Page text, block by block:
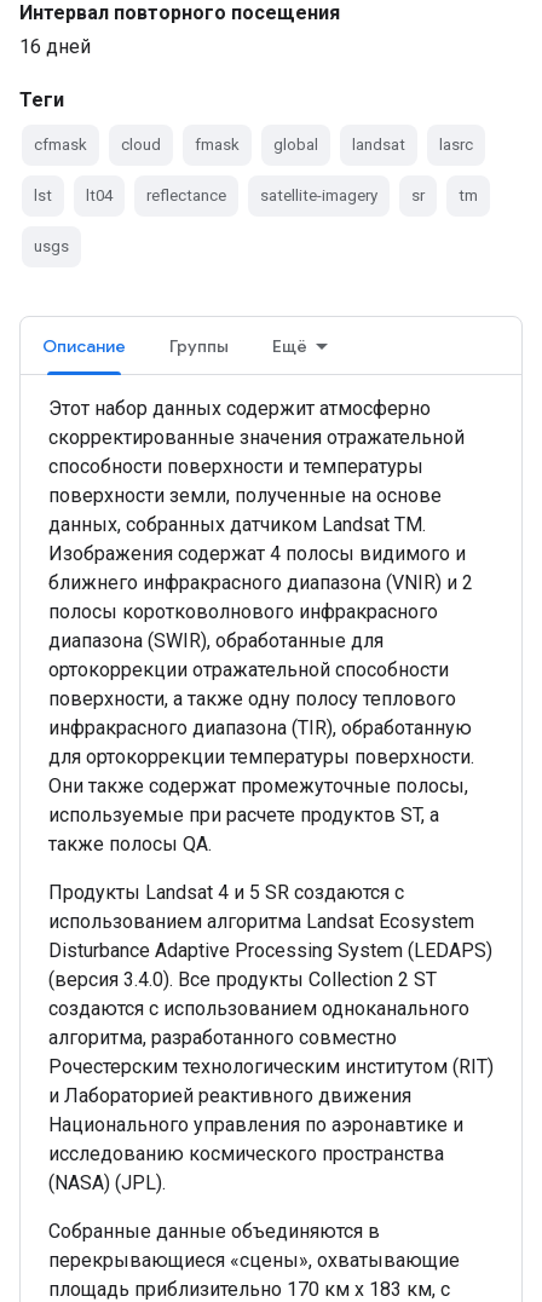
Интервал повторного посещения
16 дней
Теги
cfmask cloud fmask global landsat lasrc
lst lt04 reflectance satellite-imagery sr tm
usgs
Описание Группы Ещё
Этот набор данных содержит атмосферно
скорректированные значения отражательной
способности поверхности и температуры
поверхности земли, полученные на основе
данных, собранных датчиком Landsat TM.
Изображения содержат 4 полосы видимого и
ближнего инфракрасного диапазона (VNIR) и 2
полосы коротковолнового инфракрасного
диапазона (SWIR), обработанные для
ортокоррекции отражательной способности
поверхности, а также одну полосу теплового
инфракрасного диапазона (TIR), обработанную
для ортокоррекции температуры поверхности.
Они также содержат промежуточные полосы,
используемые при расчете продуктов ST, а
также полосы QA.
Продукты Landsat 4 и 5 SR создаются с
использованием алгоритма Landsat Ecosystem
Disturbance Adaptive Processing System (LEDAPS)
(версия 3.4.0). Все продукты Collection 2 ST
создаются с использованием одноканального
алгоритма, разработанного совместно
Рочестерским технологическим институтом (RIT)
и Лабораторией реактивного движения
Национального управления по аэронавтике и
исследованию космического пространства
(NASA) (JPL).
Собранные данные объединяются в
перекрывающиеся «сцены», охватывающие
площадь приблизительно 170 км x 183 км, с